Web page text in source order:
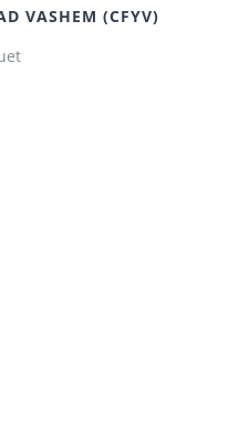
VASHEM (CFYV)